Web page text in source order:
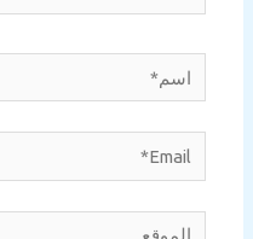
اسم*
Email*
الموقع